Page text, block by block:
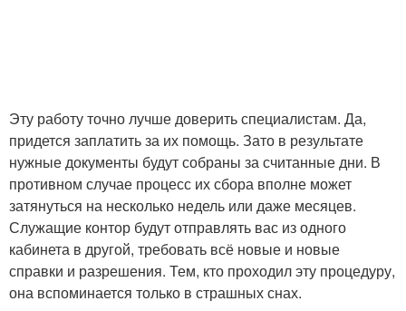
Эту работу точно лучше доверить специалистам. Да,
придется заплатить за их помощь. Зато в результате
нужные документы будут собраны за считанные дни. В
противном случае процесс их сбора вполне может
затянуться на несколько недель или даже месяцев.
Служащие контор будут отправлять вас из одного
кабинета в другой, требовать всё новые и новые
справки и разрешения. Тем, кто проходил эту процедуру,
она вспоминается только в страшных снах.